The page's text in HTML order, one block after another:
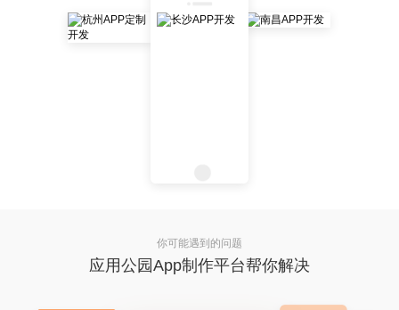
你可能遇到的问题
应用公园App制作平台帮你解决